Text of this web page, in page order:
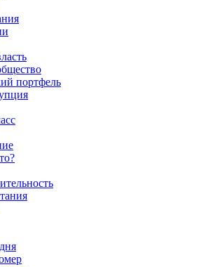
портфель